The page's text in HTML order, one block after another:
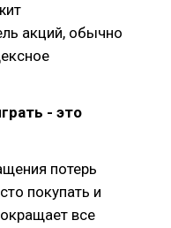
акций, обычно
- это
потерь
покупать и
все